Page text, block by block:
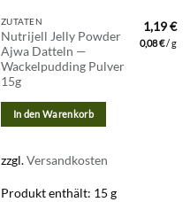
ZUTATEN
Nutrijell Jelly Powder
Ajwa Datteln —
Wackelpudding Pulver
15g
1,19€
0,08€/g
In den Warenkorb
zzgl.Versandkosten
Produkt enthält: 15 g